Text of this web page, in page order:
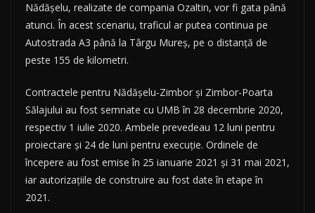
Nădășelu, realizate de compania Ozaltin, vor fi gata până
atunci. În acest scenariu, traficul ar putea continua pe
Autostrada A3 până la Târgu Mureș, pe o distanță de
peste 155 de kilometri.
Contractele pentru Nădășelu-Zimbor și Zimbor-Poarta
Sălajului au fost semnate cu UMB în 28 decembrie 2020,
respectiv 1 iulie 2020. Ambele prevedeau 12 luni pentru
proiectare și 24 de luni pentru execuție. Ordinele de
începere au fost emise în 25 ianuarie 2021 și 31 mai 2021,
iar autorizațiile de construire au fost date în etape în
2021.